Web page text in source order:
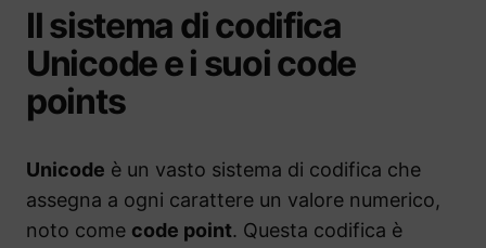
Il sistema di codifica
Unicode e i suoi code
points
Unicode è un vasto sistema di codifica che
assegna a ogni carattere un valore numerico,
noto come code point. Questa codifica è